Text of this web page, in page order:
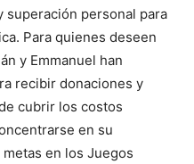
superación personal para
Para quienes deseen
y Emmanuel han
recibir donaciones y
cubrir los costos
en su
en los Juegos